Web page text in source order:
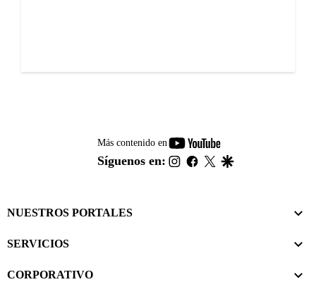
Más contenido en
youtube-
footer
Síguenos en: instagram
facebook
twitter
NUESTROS PORTALES
SERVICIOS
CORPORATIVO